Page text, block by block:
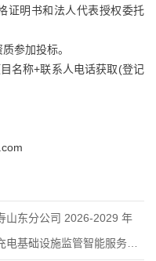
证明书和法人代表授权委托
参加投标。
名称+联系人电话获取(登记
山东分公司 2026-2029 年
设施监管智能服务平台建设项目